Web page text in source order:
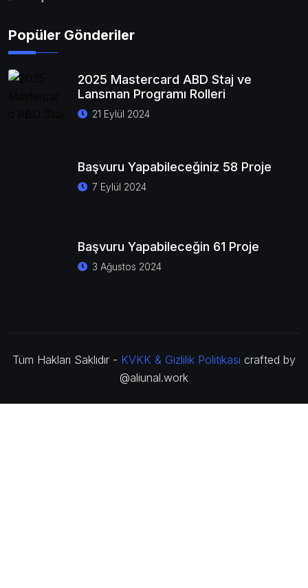
Popüler Gönderiler
2025 Mastercard ABD Staj ve
Lansman Programı Rolleri
21 Eylül 2024
Başvuru Yapabileceğiniz 58 Proje
7 Eylül 2024
Başvuru Yapabileceğin 61 Proje
3 Ağustos 2024
Tüm Hakları Saklıdır - KVKK & Gizlilik Politikası crafted by
@aliunal.work